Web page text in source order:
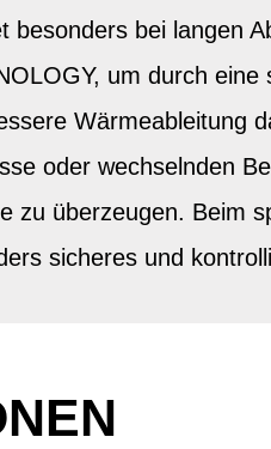
besonders bei langen
um durch eine
Wärmeableitung
oder wechselnden
zu überzeugen. Beim
sicheres und